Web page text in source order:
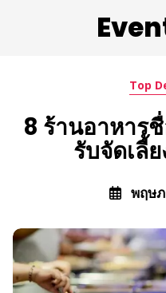
Top
8 ร้านอาหาร
รับจัดเลี้
พฤษ